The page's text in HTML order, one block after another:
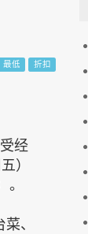
最低 折扣
经
）
。
、